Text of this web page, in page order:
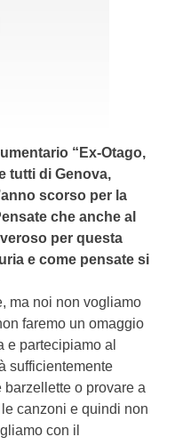
“Ex-Otago,
tutti di Genova,
scorso per la
che anche al
per questa
e come pensate si
ma noi non vogliamo
faremo un omaggio
e partecipiamo al
sufficientemente
o provare a
canzoni e quindi non
con il